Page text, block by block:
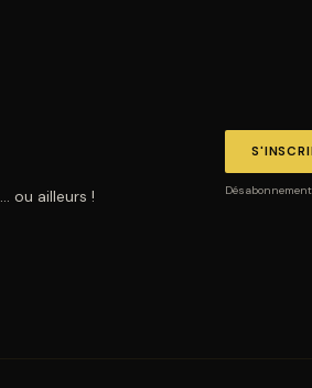
ou ailleurs !